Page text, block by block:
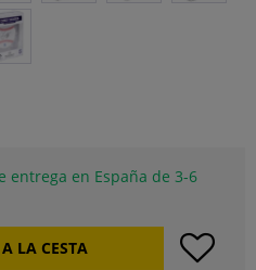
entrega en España de 3-6
LA CESTA